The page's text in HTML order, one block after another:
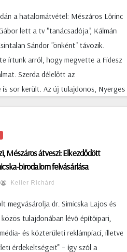
a hatalomátvétel: Mészáros Lőrinc
lett a tv "tanácsadója", Kálmán
Sándor "önként" távozik.
írtunk arról, hogy megvette a Fidesz
Szerda délelőtt az
is sor került. Az új tulajdonos, Nyerges
műsorgyártás folyamatos figyelmet
is igazolódott az a korábbi
Nyerges át fogja "passzolni"
médiabirodalmának egyik
Lőrinc vállalatának, a Mediaworks-
Liszkay korábban több mint tíz
a szakmai munkát a Magyar
Mészáros átveszi: Elkezdődött
birodalom felvásárlása
Keller Richárd
megvásárolja dr. Simicska Lajos és
tulajdonában lévő építőipari,
és közterületi reklámpiaci, illetve
érdekeltségeit” – így szól a